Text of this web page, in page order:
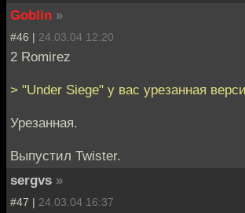
Goblin »
#46 | 24.03.04 12:20
2 Romirez
> "Under Siege" у вас урезанная
Урезанная.
Выпустил Twister.
sergvs »
#47 | 24.03.04 16:37